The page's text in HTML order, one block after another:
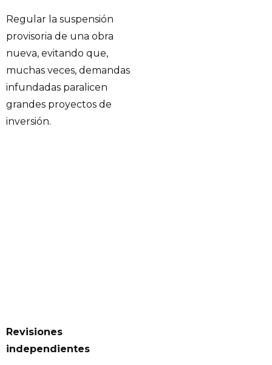
Regular la suspensión
provisoria de una obra
nueva, evitando que,
muchas veces, demandas
infundadas paralicen
grandes proyectos de
inversión.
Revisiones
independientes